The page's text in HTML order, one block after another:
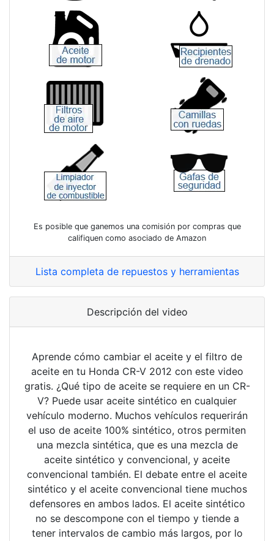
Es posible que ganemos una comisión por compras que
califiquen como asociado de Amazon
Lista completa de repuestos y herramientas
Descripción del video
Aprende cómo cambiar el aceite y el filtro de
aceite en tu Honda CR-V 2012 con este video
gratis. ¿Qué tipo de aceite se requiere en un CR-
V? Puede usar aceite sintético en cualquier
vehículo moderno. Muchos vehículos requerirán
el uso de aceite 100% sintético, otros permiten
una mezcla sintética, que es una mezcla de
aceite sintético y convencional, y aceite
convencional también. El debate entre el aceite
sintético y el aceite convencional tiene muchos
defensores en ambos lados. El aceite sintético
no se descompone con el tiempo y tiende a
tener intervalos de cambio más largos, por lo